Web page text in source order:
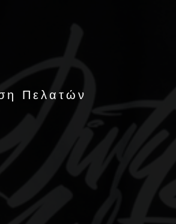
Πελατών